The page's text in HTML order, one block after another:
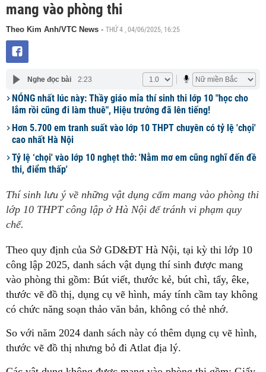
mang vào phòng thi
Theo Kim Anh/VTC News - THỨ 4 , 04/06/2025, 16:25
Nghe đọc bài 2:23
NÓNG nhất lúc này: Thầy giáo mỉa thí sinh thi lớp 10 "học cho
lắm rồi cũng đi làm thuê", Hiệu trưởng đã lên tiếng!
Hơn 5.700 em tranh suất vào lớp 10 THPT chuyên có tỷ lệ 'chọi'
cao nhất Hà Nội
Tỷ lệ ‘chọi' vào lớp 10 nghẹt thở: 'Nằm mơ em cũng nghĩ đến đề
thi, điểm thấp'
Thí sinh lưu ý về những vật dụng cấm mang vào phòng thi
lớp 10 THPT công lập ở Hà Nội để tránh vi phạm quy
chế.
Theo quy định của Sở GD&ĐT Hà Nội, tại kỳ thi lớp 10
công lập 2025, danh sách vật dụng thí sinh được mang
vào phòng thi gồm: Bút viết, thước kẻ, bút chì, tẩy, êke,
thước vẽ đồ thị, dụng cụ vẽ hình, máy tính cầm tay không
có chức năng soạn thảo văn bản, không có thẻ nhớ.
So với năm 2024 danh sách này có thêm dụng cụ vẽ hình,
thước vẽ đồ thị nhưng bỏ đi Atlat địa lý.